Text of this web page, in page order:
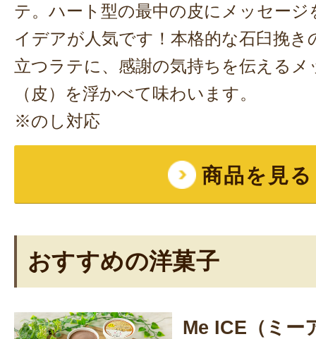
テ。ハート型の最中の皮にメッセー
イデアが人気です！本格的な石臼挽き
立つラテに、感謝の気持ちを伝える
（皮）を浮かべて味わいます。
※のし対応
商品を見る
おすすめの洋菓子
Me ICE（ミー